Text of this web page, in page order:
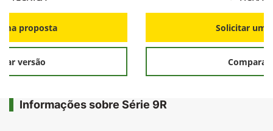
proposta
versão
Solicitar
Comparar
Informações sobre Série 9R